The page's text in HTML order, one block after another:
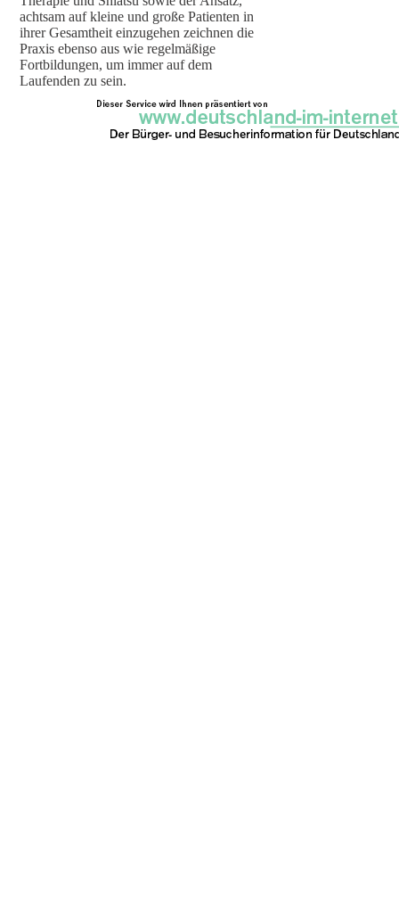
achtsam auf kleine und große Patienten in
ihrer Gesamtheit einzugehen zeichnen die
Praxis ebenso aus wie regelmäßige
Fortbildungen, um immer auf dem
Laufenden zu sein.